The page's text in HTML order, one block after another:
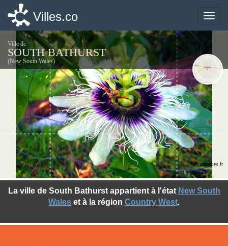
Toggle
Villes.co
Ville de
SOUTH BATHURST
(New South Wales)
La ville de South Bathurst appartient à l'état New South
Wales et à la région Country West.
©photo-libre.fr
Toggle
Villes.co